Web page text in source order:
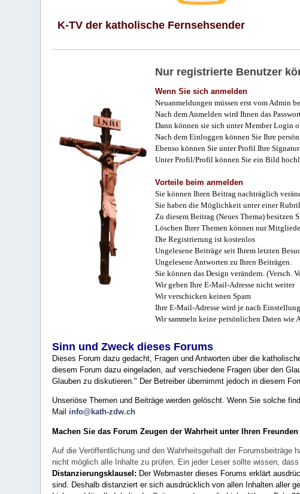
K-TV der katholische Fernsehsender
Nur registrierte Benutzer
Wenn Sie sich anmelden
Neuanmeldungen müssen erst vom Admin
Nach dem Anmelden wird Ihnen das
Dann können sie sich unter Member Login
Nach dem Einloggen können Sie Ihre
Ebenso können Sie unter Profil Ihre
Unter Profil/Profil können Sie ein Bild
Vorteile beim anmelden
Sie können Ihren Beitrag nachträglich
Sie haben die Möglichkeit unter einer
Zu diesem Beitrag (Neues Thema) besitzen
Löschen Ihrer Themen können nur
Die Registrierung ist kostenlos
Ungelesene Beiträge seit Ihrem letzten
Ungelesene Antworten zu Ihren Beiträgen.
Sie können das Design verändern. (Versch.
Wir geben Ihre E-Mail-Adresse nicht weiter
Wir verschicken keinen Spam
Ihre E-Mail-Adresse wird je nach
Wir sammeln keine persönlichen Daten wie
Sinn und Zweck dieses Forums
Dieses Forum dazu gedacht, Fragen und Antworten über die
diesem Forum dazu eingeladen, auf verschiedene Fragen über den
Glauben zu diskutieren." Der Betreiber übernimmt jedoch in diesem
Unseriöse Themen und Beiträge werden gelöscht. Wenn Sie solche
Mail info@kath-zdw.ch
Machen Sie das Forum Zeugen der Wahrheit unter Ihren Freunden
Auf die Veröffentlichung und den Wahrheitsgehalt der
nicht möglich alle Inhalte zu prüfen. Ein jeder Leser sollte wissen,
Distanzierungsklausel: Der Webmaster dieses Forums erklärt
sind. Deshalb distanziert er sich ausdrücklich von allen Inhalten aller